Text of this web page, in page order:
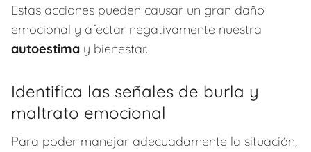
Estas acciones pueden causar un gran daño
emocional y afectar negativamente nuestra
autoestima y bienestar.
Identifica las señales de burla y
maltrato emocional
Para poder manejar adecuadamente la situación,